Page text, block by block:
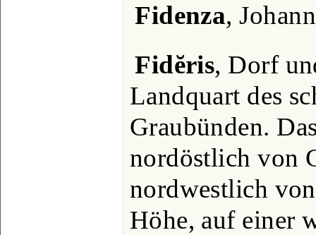
Fidenza,
Fidĕris, Dorf
Landquart des
Graubünden.
nordöstlich von
nordwestlich
Höhe, auf einer